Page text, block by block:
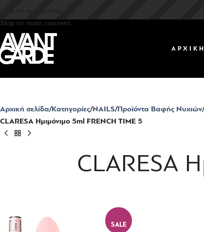
Skip to main content
ΑΡΧΙΚΗ
Αρχική σελίδα Κατηγορίες NAILS Προϊόντα Βαφής Νυχιών
CLARESA Ημιμόνιμο 5ml FRENCH TIME 5
CLARESA
SALE